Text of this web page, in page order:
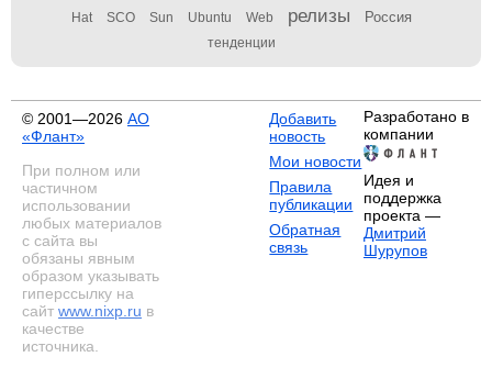
Hat SCO Sun Ubuntu Web релизы Россия
тенденции
© 2001—2026 АО
«Флант»
При полном или
частичном
использовании
любых материалов
с сайта вы
обязаны явным
образом указывать
гиперссылку на
сайт www.nixp.ru в
качестве
источника.
Добавить
новость
Мои новости
Правила
публикации
Обратная
связь
Разработано в
компании
Идея и
поддержка
проекта —
Дмитрий
Шурупов